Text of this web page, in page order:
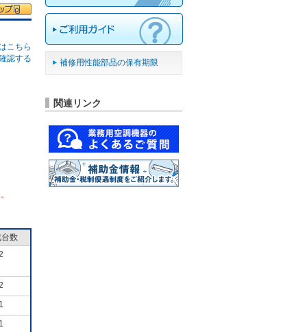
こちら
認する
数
補修用性能部品の保有期限
関連リンク